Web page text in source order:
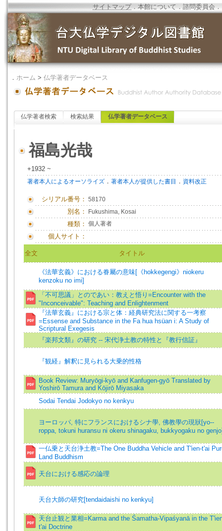
サイトマップ．本館について ．諮問委員会 ．
． ホーム > 仏学著者データベース
仏学著者検索 検索結果 仏学著者データベース
福島光哉
+1932 ~
著者本人によるオーソライズ ． 著者本人が提供した書目 ． 資料改正
シリアル番号： 58170
別名： Fukushima, Kosai
種類： 個人著者
個人サイト：
全文 タイトル
《法華玄義》における眷屬の意味[《hokkegengi》niokeru
kenzoku no imi]
「不可思議」とのであい：教えと悟り=Encounter with the
"Inconceivable": Teaching and Enlightenment
『法華玄義』における宗と体：経典研究法に関する一考察
=Essense and Substance in the Fa hua hsüan i: A Study of
Scriptural Exegesis
『楽邦文類』の研究 -- 宋代浄土教の特性と『教行信証』
『観経』解釈に見られる大乗的性格
Book Review: Muryōgi-kyō and Kanfugen-gyō Translated by
Yoshirō Tamura and Kōjirō Miyasaka
Sodai Tendai Jodokyo no kenkyu
ヨーロッパ, 特にフランスにおけるシナ學, 佛教學の現狀[yo--
roppa, tokuni huransu ni okeru shinagaku, bukkyogaku no
一仏乗と天台浄土教=The One Buddha Vehicle and T'ien-t'ai
Land Buddhism
天台における感応の論理
天台大師の研究[tendaidaishi no kenkyu]
天台止観と業相=Karma and the Śamatha-Vipaśyanā in the
t'ai Doctrine